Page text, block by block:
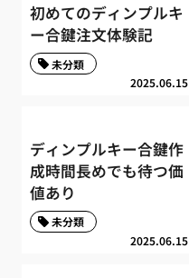
初めてのディンプルキ
ー合鍵注文体験記
2025.06.15
未分類
ディンプルキー合鍵作
成時間長めでも待つ価
値あり
2025.06.15
未分類